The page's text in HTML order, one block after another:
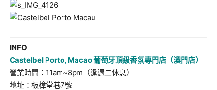
INFO
Castelbel Porto, Macao 葡萄牙頂級香氛專門店（澳門店）
營業時間：11am~8pm（逢週二休息）
地址：板樟堂巷7號